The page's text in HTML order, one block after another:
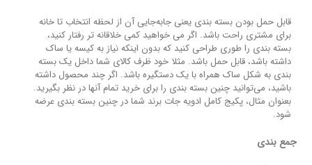
قابل حمل بودن بسته بندی یعنی جابه‌جایی آن از لحظه انتخاب تا خانه
برای مشتری راحت باشد. اگر می خواهید کمی خلاقانه تر رفتار کنید،
بسته بندی را طوری طراحی کنید که بدون اینکه نیاز به کیسه یا ساک
داشته باشد، قابل حمل باشد. مثلا خود ظرف کالای شما داخل یک بسته
بندی به شکل ساک همراه با یک دستگیره باشد. اگر چند محصول داشته
باشید، می‌توانید چنین بسته بندی را برای خرید تمام آنها در نظر بگیرید.
بعنوان مثال، پکیج کامل ادویه جات برند شما در چنین بسته بندی عرضه
شود.
جمع بندی